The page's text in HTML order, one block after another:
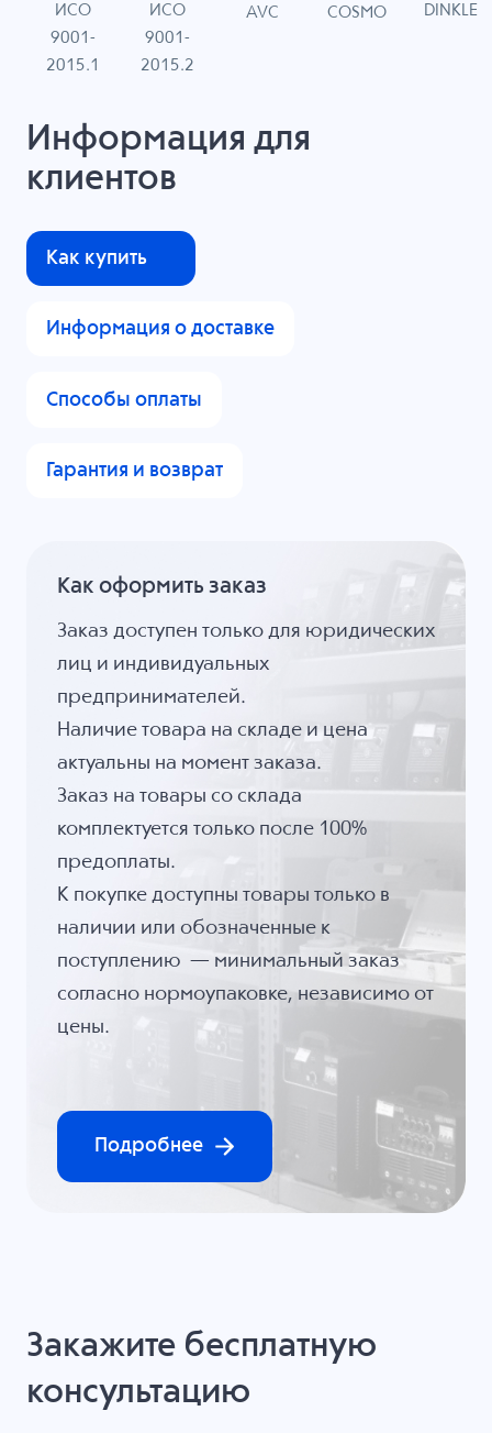
ИСО
9001-
2015.1
ИСО
9001-
2015.2
AVC COSMO DINKLE
Информация для
клиентов
Как купить
Информация о доставке
Способы оплаты
Гарантия и возврат
Как оформить заказ
Заказ доступен только для юридических
лиц и индивидуальных
предпринимателей.
Наличие товара на складе и цена
актуальны на момент заказа.
Заказ на товары со склада
комплектуется только после 100%
предоплаты.
К покупке доступны товары только в
наличии или обозначенные к
поступлению — минимальный заказ
согласно нормоупаковке, независимо от
цены.
Подробнее
Закажите бесплатную
консультацию